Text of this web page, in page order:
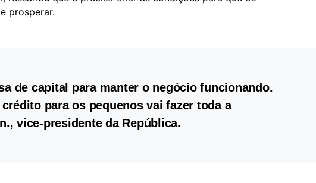
prosperar.
de capital para manter o negócio funcionando.
para os pequenos vai fazer toda a
vice-presidente da República.